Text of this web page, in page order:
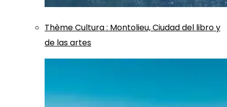
ThèmeCultura: Montolieu, Ciudad del libro y
de las artes